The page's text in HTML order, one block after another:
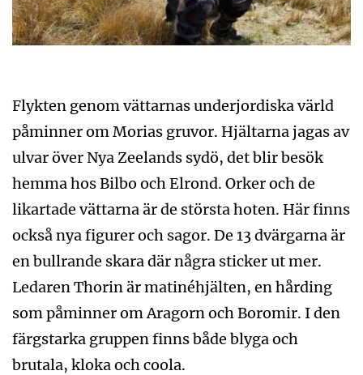
Flykten genom vättarnas underjordiska värld
påminner om Morias gruvor. Hjältarna jagas av
ulvar över Nya Zeelands sydö, det blir besök
hemma hos Bilbo och Elrond. Orker och de
likartade vättarna är de största hoten. Här finns
också nya figurer och sagor. De 13 dvärgarna är
en bullrande skara där några sticker ut mer.
Ledaren Thorin är matinéhjälten, en hårding
som påminner om Aragorn och Boromir. I den
färgstarka gruppen finns både blyga och
brutala, kloka och coola.